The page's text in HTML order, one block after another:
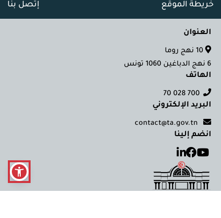
خريطة الموقع
إتصل بنا
العنوان
6 نهج الدباغين 1060 تونس
الهاتف
700 028 70
البريد الإلكتروني
انضم إلينا